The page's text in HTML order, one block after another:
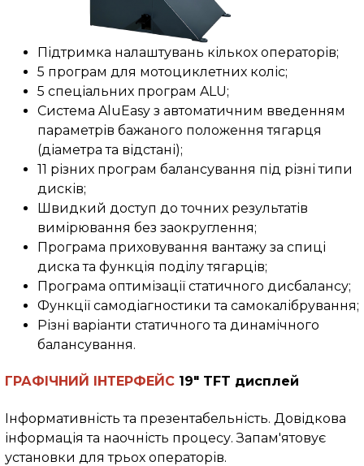
Підтримка налаштувань кількох операторів;
5 програм для мотоциклетних коліс;
5 спеціальних програм ALU;
Система AluEasy з автоматичним введенням
параметрів бажаного положення тягарця
(діаметра та відстані);
11 різних програм балансування під різні типи
дисків;
Швидкий доступ до точних результатів
вимірювання без заокруглення;
Програма приховування вантажу за спиці
диска та функція поділу тягарців;
Програма оптимізації статичного дисбалансу;
Функції самодіагностики та самокалібрування;
Різні варіанти статичного та динамічного
балансування.
ГРАФІЧНИЙ ІНТЕРФЕЙС 19" TFT дисплей
Інформативність та презентабельність. Довідкова
інформація та наочність процесу. Запам'ятовує
установки для трьох операторів.